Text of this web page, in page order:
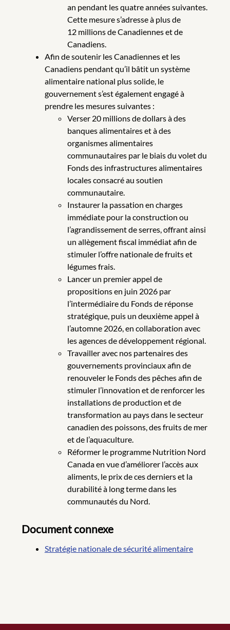
an pendant les quatre années suivantes.
Cette mesure s’adresse à plus de
12 millions de Canadiennes et de
Canadiens.
Afin de soutenir les Canadiennes et les
Canadiens pendant qu’il bâtit un système
alimentaire national plus solide, le
gouvernement s’est également engagé à
prendre les mesures suivantes :
Verser 20 millions de dollars à des
banques alimentaires et à des
organismes alimentaires
communautaires par le biais du volet du
Fonds des infrastructures alimentaires
locales consacré au soutien
communautaire.
Instaurer la passation en charges
immédiate pour la construction ou
l’agrandissement de serres, offrant ainsi
un allègement fiscal immédiat afin de
stimuler l’offre nationale de fruits et
légumes frais.
Lancer un premier appel de
propositions en juin 2026 par
l’intermédiaire du Fonds de réponse
stratégique, puis un deuxième appel à
l’automne 2026, en collaboration avec
les agences de développement régional.
Travailler avec nos partenaires des
gouvernements provinciaux afin de
renouveler le Fonds des pêches afin de
stimuler l’innovation et de renforcer les
installations de production et de
transformation au pays dans le secteur
canadien des poissons, des fruits de mer
et de l’aquaculture.
Réformer le programme Nutrition Nord
Canada en vue d’améliorer l’accès aux
aliments, le prix de ces derniers et la
durabilité à long terme dans les
communautés du Nord.
Document connexe
Stratégie nationale de sécurité alimentaire